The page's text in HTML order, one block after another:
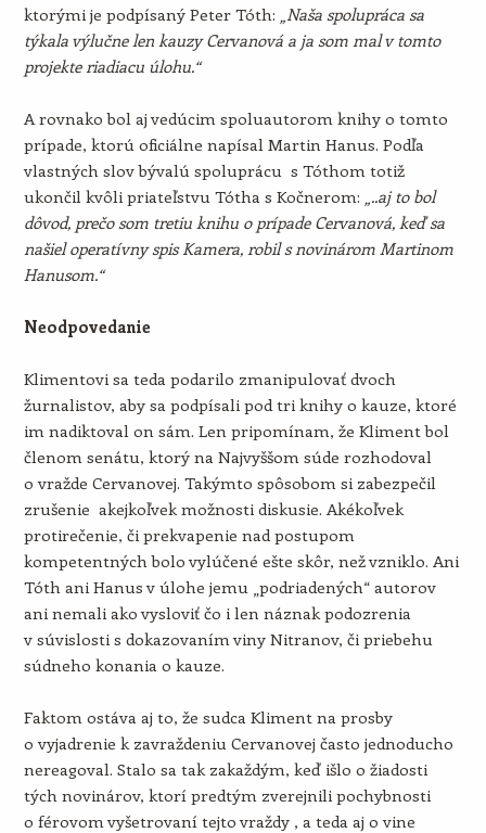
ktorými je podpísaný Peter Tóth: „Naša spolupráca sa
týkala výlučne len kauzy Cervanová a ja som mal v tomto
projekte riadiacu úlohu.“
A rovnako bol aj vedúcim spoluautorom knihy o tomto
prípade, ktorú oficiálne napísal Martin Hanus. Podľa
vlastných slov bývalú spoluprácu s Tóthom totiž
ukončil kvôli priateľstvu Tótha s Kočnerom: „..aj to bol
dôvod, prečo som tretiu knihu o prípade Cervanová, keď sa
našiel operatívny spis Kamera, robil s novinárom Martinom
Hanusom.“
Neodpovedanie
Klimentovi sa teda podarilo zmanipulovať dvoch
žurnalistov, aby sa podpísali pod tri knihy o kauze, ktoré
im nadiktoval on sám. Len pripomínam, že Kliment bol
členom senátu, ktorý na Najvyššom súde rozhodoval
o vražde Cervanovej. Takýmto spôsobom si zabezpečil
zrušenie akejkoľvek možnosti diskusie. Akékoľvek
protirečenie, či prekvapenie nad postupom
kompetentných bolo vylúčené ešte skôr, než vzniklo. Ani
Tóth ani Hanus v úlohe jemu „podriadených“ autorov
ani nemali ako vysloviť čo i len náznak podozrenia
v súvislosti s dokazovaním viny Nitranov, či priebehu
súdneho konania o kauze.
Faktom ostáva aj to, že sudca Kliment na prosby
o vyjadrenie k zavraždeniu Cervanovej často jednoducho
nereagoval. Stalo sa tak zakaždým, keď išlo o žiadosti
tých novinárov, ktorí predtým zverejnili pochybnosti
o férovom vyšetrovaní tejto vraždy , a teda aj o vine